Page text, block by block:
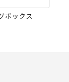
ボックス